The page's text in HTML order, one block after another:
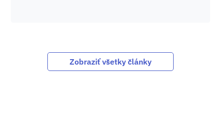
Zobraziť všetky články